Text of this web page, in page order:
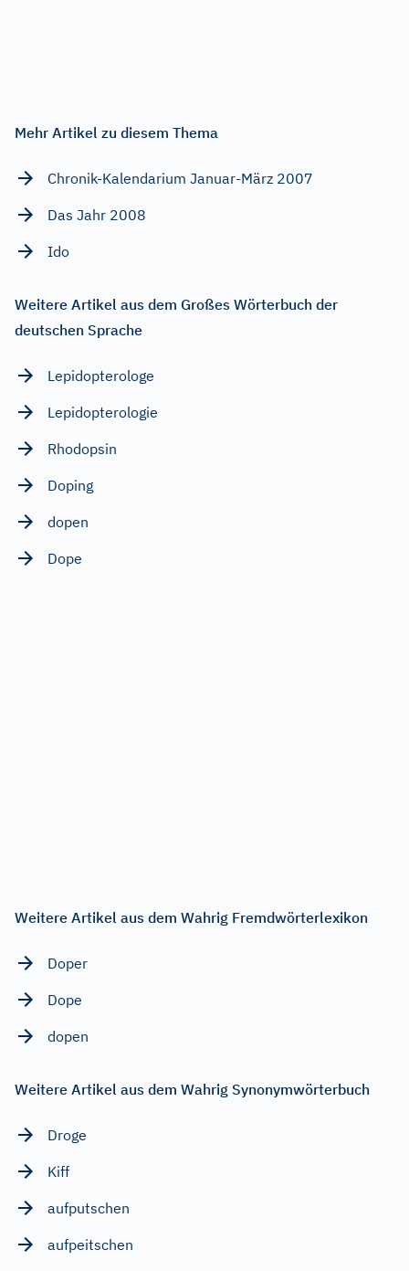
Mehr Artikel zu diesem Thema
Chronik-Kalendarium Januar-März 2007
Das Jahr 2008
Ido
Weitere Artikel aus dem Großes Wörterbuch der
deutschen Sprache
Lepidopterologe
Lepidopterologie
Rhodopsin
Doping
dopen
Dope
Weitere Artikel aus dem Wahrig Fremdwörterlexikon
Doper
Dope
dopen
Weitere Artikel aus dem Wahrig Synonymwörterbuch
Droge
Kiff
aufputschen
aufpeitschen